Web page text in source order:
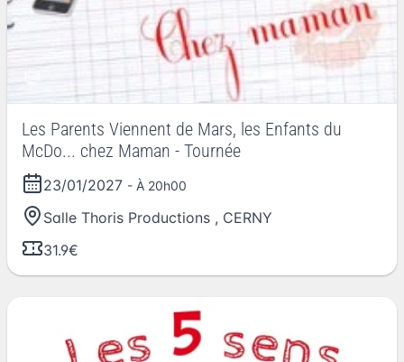
Les Parents Viennent de Mars, les Enfants du
McDo... chez Maman - Tournée
23/01/2027 - À 20h00
Salle Thoris Productions , CERNY
31.9€